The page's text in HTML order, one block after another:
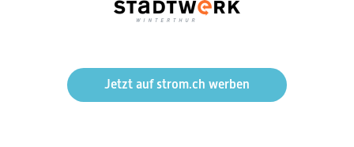
Jetzt auf strom.ch werben